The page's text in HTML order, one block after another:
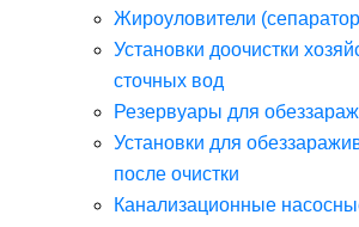
Жироуловители
Установки доочистки
сточных вод
Резервуары для
Установки для
после очистки
Канализационные